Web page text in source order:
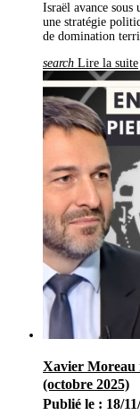
Octobre
Août(1)
Juin (1)
Mai
(3)
Février
2015(4)
Octobre
Mai(1)
Avril
(1)
2014
(5)
Mars(1)
Janvier(1)
2013
(6)
Avril (3)
2012(5)
Décembre
Juin
(2)
2011
Décembre
Israël avance
une stratégie
de domination
search Lire la suite
Xavier Moreau
(octobre 2025)
Publié le : 18/